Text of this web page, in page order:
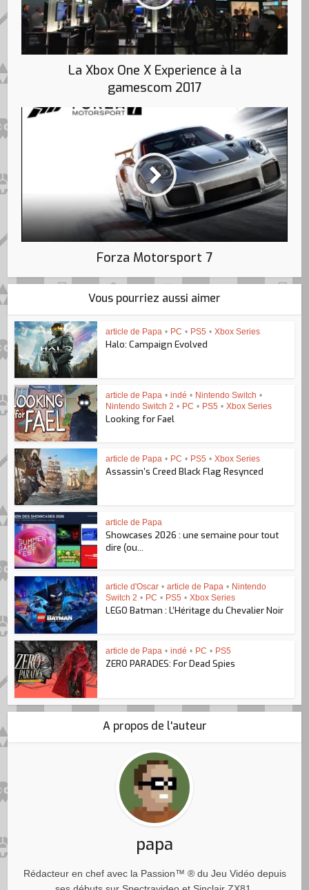
La Xbox One X Experience à la
gamescom 2017
Forza Motorsport 7
Vous pourriez aussi aimer
article de Papa • PC • PS5 • Xbox Series
Halo: Campaign Evolved
article de Papa • indé • Nintendo Switch •
Nintendo Switch 2 • PC • PS5 • Xbox Series
Looking for Fael
article de Papa • PC • PS5 • Xbox Series
Assassin’s Creed Black Flag Resynced
article de Papa
Showcases 2026 : une semaine pour tout
dire (ou...
article d'Oscar • article de Papa • Nintendo
Switch 2 • PC • PS5 • Xbox Series
LEGO Batman : L’Héritage du Chevalier Noir
article de Papa • indé • PC • PS5
ZERO PARADES: For Dead Spies
A propos de l'auteur
papa
Rédacteur en chef avec la Passion™ ® du Jeu Vidéo depuis